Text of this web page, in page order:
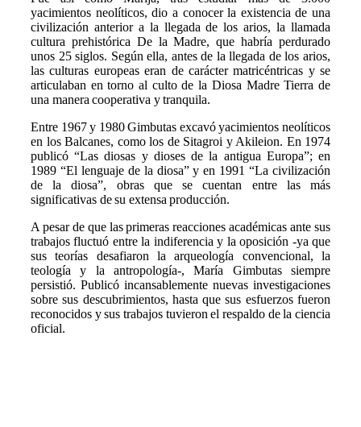
yacimientos neolíticos, dio a conocer la existencia de una
civilización anterior a la llegada de los arios, la llamada
cultura prehistórica De la Madre, que habría perdurado
unos 25 siglos. Según ella, antes de la llegada de los arios,
las culturas europeas eran de carácter matricéntricas y se
articulaban en torno al culto de la Diosa Madre Tierra de
una manera cooperativa y tranquila.
Entre 1967 y 1980 Gimbutas excavó yacimientos neolíticos
en los Balcanes, como los de Sitagroi y Akileion. En 1974
publicó “Las diosas y dioses de la antigua Europa”; en
1989 “El lenguaje de la diosa” y en 1991 “La civilización
de la diosa”, obras que se cuentan entre las más
significativas de su extensa producción.
A pesar de que las primeras reacciones académicas ante sus
trabajos fluctuó entre la indiferencia y la oposición -ya que
sus teorías desafiaron la arqueología convencional, la
teología y la antropología-, María Gimbutas siempre
persistió. Publicó incansablemente nuevas investigaciones
sobre sus descubrimientos, hasta que sus esfuerzos fueron
reconocidos y sus trabajos tuvieron el respaldo de la ciencia
oficial.